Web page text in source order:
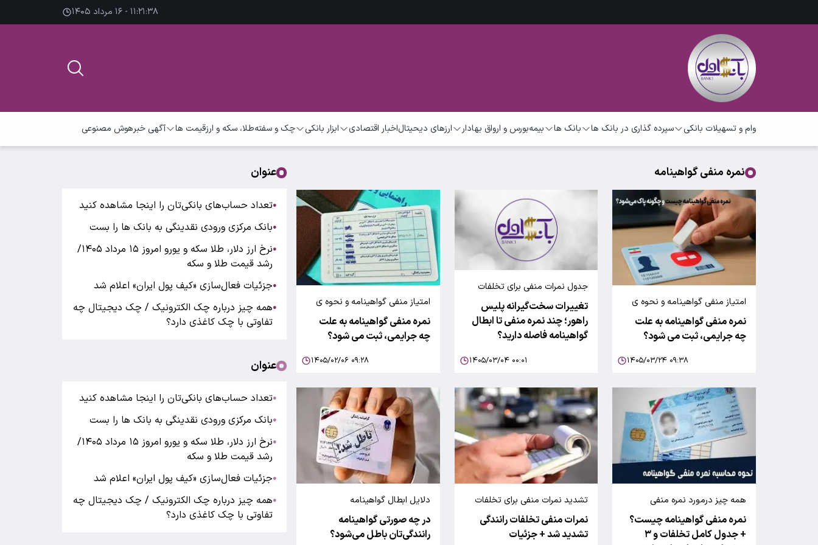
۱۱:۲۱:۳۹ - ۱۶ مرداد ۱۴۰۵
وام و تسهیلات بانکی سپرده گذاری در بانک ها بانک ها بیمهبورس و ارواق بهادار ارزهای دیحیتالاخبار اقتصادی ابزار بانکی چک و سفتهطلا، سکه و ارزقیمت ها آگهی خبرهوش مصنوعی
نمره منفی گواهینامه
امتیاز منفی گواهینامه و نحوه ی
نحوه پاک کردن آن
نمره منفی گواهینامه به علت
چه جرایمی، ثبت می شود؟
۱۴۰۵/۰۳/۲۴ ۰۹:۳۸
جدول نمرات منفی برای تخلفات
حادثه‌ساز (خودروهای شخصی و
عمومی)
تغییرات سخت‌گیرانه پلیس
راهور؛ چند نمره منفی تا ابطال
گواهینامه فاصله دارید؟
۱۴۰۵/۰۳/۰۴ ۰۰:۰۱
امتیاز منفی گواهینامه و نحوه ی
نحوه پاک کردن آن
نمره منفی گواهینامه به علت
چه جرایمی، ثبت می شود؟
۱۴۰۵/۰۲/۰۶ ۰۹:۲۸
همه چیز درمورد نمره منفی
گواهینامه
نمره منفی گواهینامه چیست؟
+ جدول کامل تخلفات و ۳
تشدید نمرات منفی برای تخلفات
حادثه‌ساز
نمرات منفی تخلفات رانندگی
تشدید شد + جزئیات
دلایل ابطال گواهینامه
در چه صورتی گواهینامه‌
رانندگی‌تان باطل می‌شود؟
عنوان
●تعداد حساب‌های بانکی‌تان را اینجا مشاهده کنید
●بانک مرکزی ورودی نقدینگی به بانک ها را بست
●
نرخ ارز دلار، طلا سکه و یورو امروز ۱۵ مرداد ۱۴۰۵/
رشد قیمت طلا و سکه
●جزئیات فعال‌سازی «کیف پول ایران» اعلام شد
●همه چیز درباره چک الکترونیک / چک دیجیتال چه
تفاوتی با چک کاغذی دارد؟
عنوان
●تعداد حساب‌های بانکی‌تان را اینجا مشاهده کنید
●بانک مرکزی ورودی نقدینگی به بانک ها را بست
●
نرخ ارز دلار، طلا سکه و یورو امروز ۱۵ مرداد ۱۴۰۵/
رشد قیمت طلا و سکه
●جزئیات فعال‌سازی «کیف پول ایران» اعلام شد
●همه چیز درباره چک الکترونیک / چک دیجیتال چه
تفاوتی با چک کاغذی دارد؟